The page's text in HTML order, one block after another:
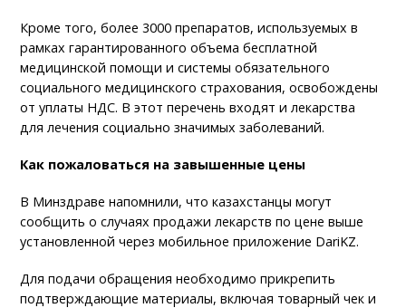
Кроме того, более 3000 препаратов, используемых в
рамках гарантированного объема бесплатной
медицинской помощи и системы обязательного
социального медицинского страхования, освобождены
от уплаты НДС. В этот перечень входят и лекарства
для лечения социально значимых заболеваний.
Как пожаловаться на завышенные цены
В Минздраве напомнили, что казахстанцы могут
сообщить о случаях продажи лекарств по цене выше
установленной через мобильное приложение DariKZ.
Для подачи обращения необходимо прикрепить
подтверждающие материалы, включая товарный чек и